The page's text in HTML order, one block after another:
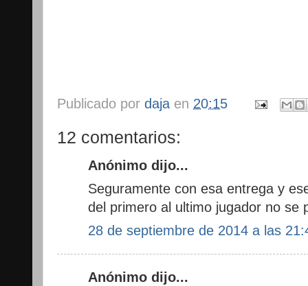
Publicado por daja en 20:15
12 comentarios:
Anónimo dijo...
Seguramente con esa entrega y
del primero al ultimo jugador no se
28 de septiembre de 2014 a las
Anónimo dijo...